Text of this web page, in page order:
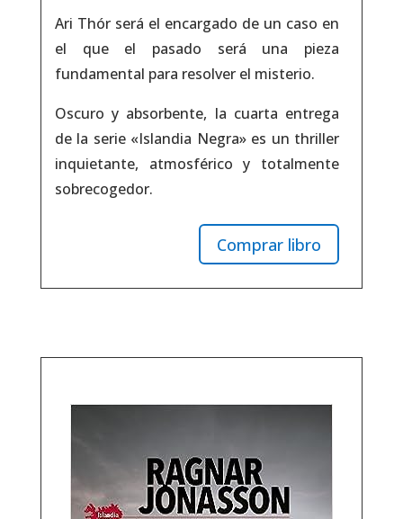
Ari Thór será el encargado de un caso en
el que el pasado será una pieza
fundamental para resolver el misterio.
Oscuro y absorbente, la cuarta entrega
de la serie «Islandia Negra» es un thriller
inquietante, atmosférico y totalmente
sobrecogedor.
Comprar libro